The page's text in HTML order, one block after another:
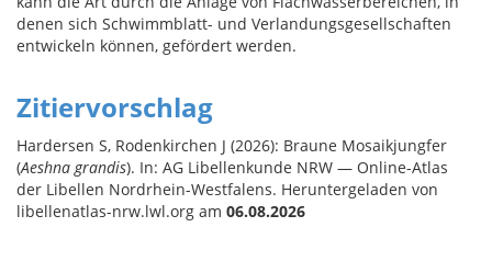
denen sich Schwimmblatt- und Verlandungsgesellschaften
entwickeln können, gefördert werden.
Zitiervorschlag
Hardersen S, Rodenkirchen J (2026): Braune Mosaikjungfer
(Aeshna grandis). In: AG Libellenkunde NRW — Online-Atlas
der Libellen Nordrhein-Westfalens. Heruntergeladen von
libellenatlas-nrw.lwl.org am 06.08.2026